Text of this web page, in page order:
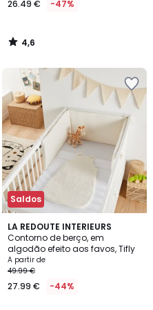
26.49 € -47%
4,6
/
Saldos
LA REDOUTE INTERIEURS
Contorno de berço, em
algodão efeito aos favos, Tifly
A partir de
49.99 €
27.99 € -44%
4,7
/ 5
2
Cores